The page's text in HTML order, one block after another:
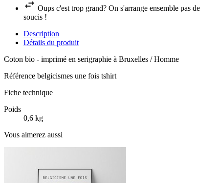
Oups c'est trop grand? On s'arrange ensemble pas de
soucis !
Description
Détails du produit
Coton bio - imprimé en serigraphie à Bruxelles / Homme
Référence belgicismes une fois tshirt
Fiche technique
Poids
0,6 kg
Vous aimerez aussi